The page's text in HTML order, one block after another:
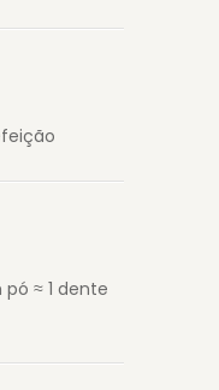
≈ 1 dente